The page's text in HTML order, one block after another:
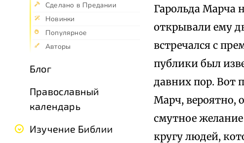
Сделано в Предании
Новинки
Популярное
Авторы
Блог
Православный
календарь
Изучение Библии
Гарольда Марча
открывали ему
встречался с
публики был
давних пор. Вот
Марч, вероятно,
смутное
кругу людей,